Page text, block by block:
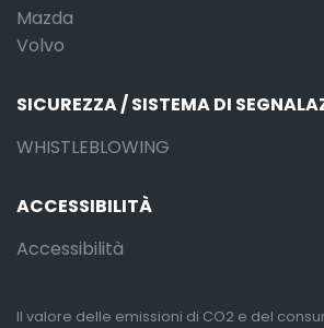
Mazda
Volvo
SICUREZZA / SISTEMA DI
WHISTLEBLOWING
ACCESSIBILITÀ
Accessibilità
Il valore delle emissioni di CO2 e del